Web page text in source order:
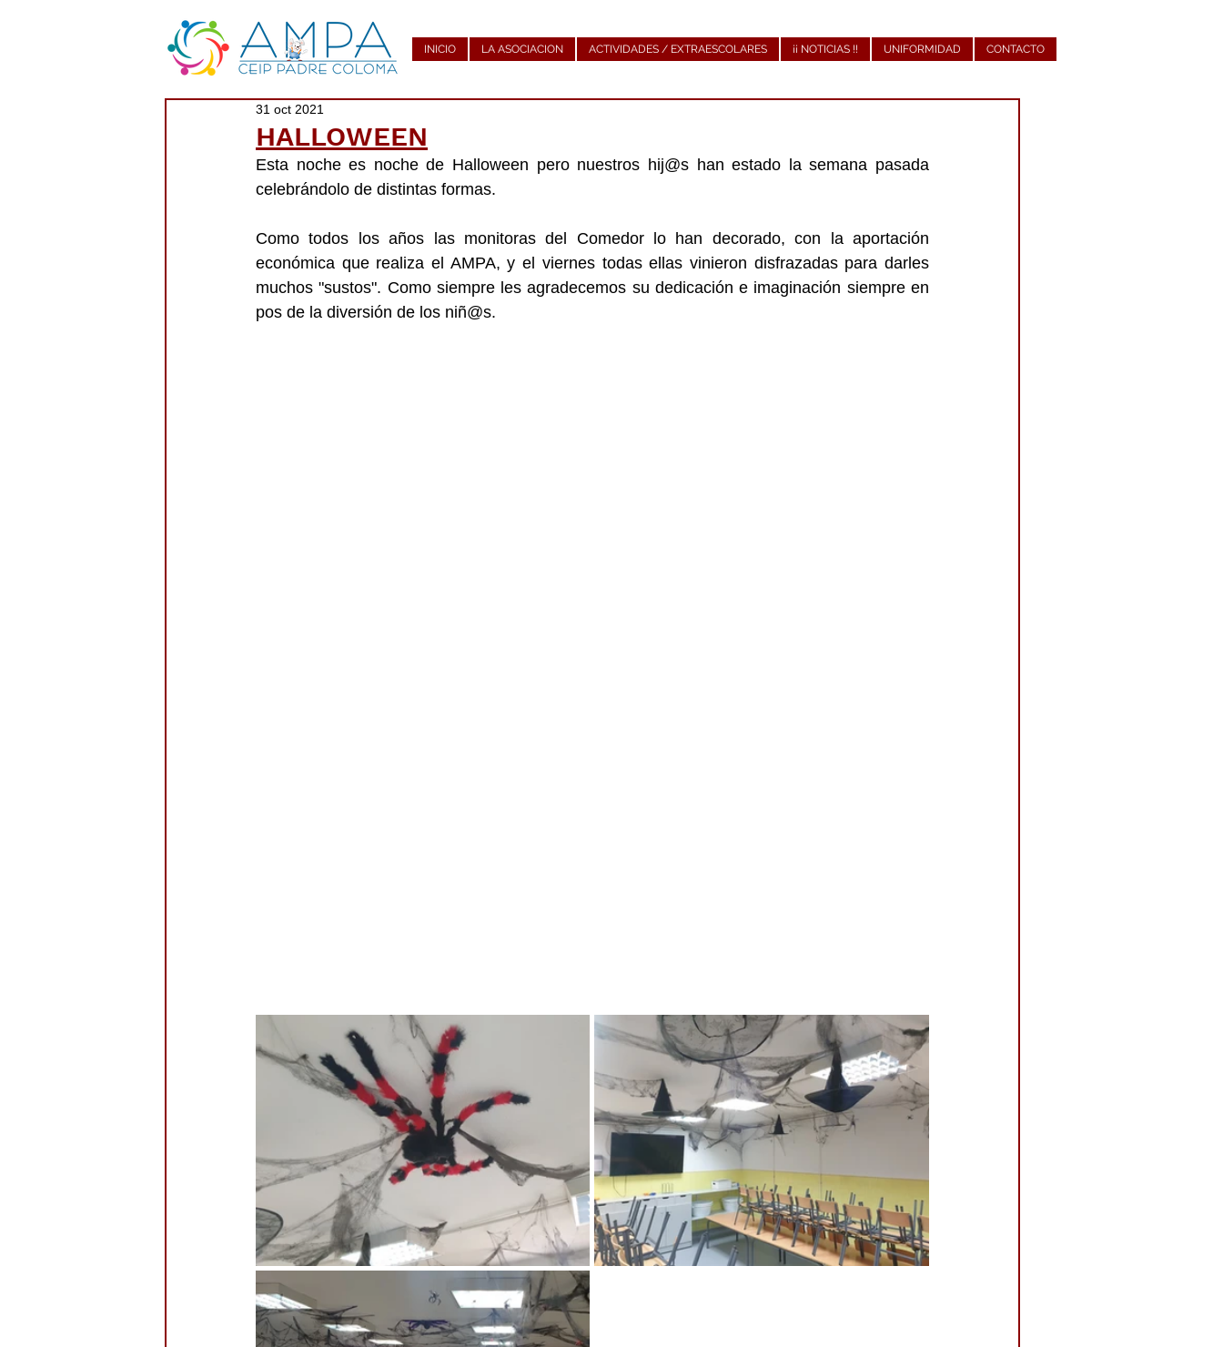
INICIO LA ASOCIACION ACTIVIDADES / EXTRAESCOLARES ¡¡ NOTICIAS !! UNIFORMIDAD CONTACTO
HALLOWEEN
31 oct 2021
Esta noche es noche de Halloween pero nuestros hij@s han estado la semana pasada
celebrándolo de distintas formas.
Como todos los años las monitoras del Comedor lo han decorado, con la aportación
económica que realiza el AMPA, y el viernes todas ellas vinieron disfrazadas para darles
muchos "sustos". Como siempre les agradecemos su dedicación e imaginación siempre en
pos de la diversión de los niñ@s.